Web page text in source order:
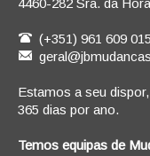
(+351) 961 609 015
Estamos a seu
365 dias por ano.
Temos equipas de